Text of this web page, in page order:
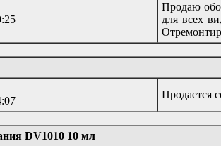
Продаю
для всех
Продается
DV1010 10 мл